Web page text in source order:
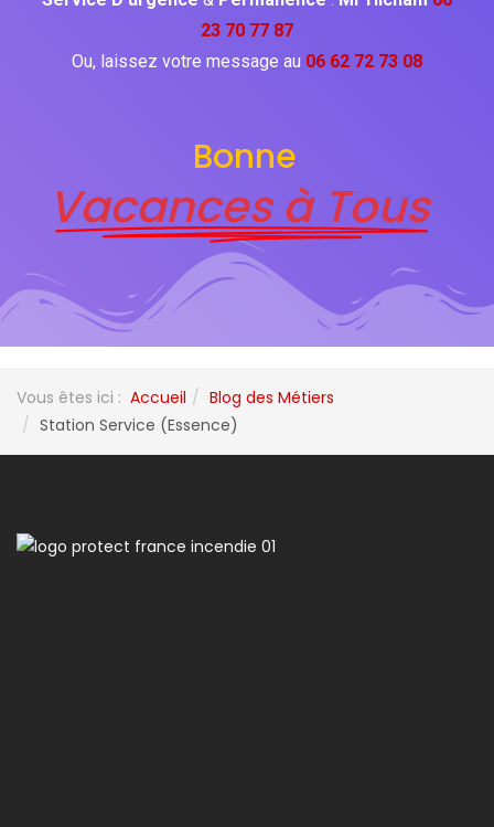
23 70 77 87
Ou, laissez votre message au 06 62 72 73 08
Bonne
Vacances à Tous
Vous êtes ici : Accueil
Blog des Métiers
Station Service (Essence)